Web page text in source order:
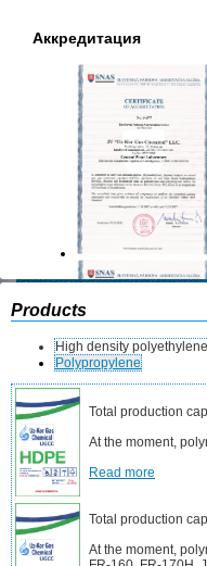
Аккредитация
Products
High density polyethylene
Polypropylene
Total production
At the moment,
Read more
Total production
At the moment,